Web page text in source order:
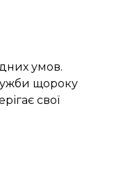
умов.
щороку
свої